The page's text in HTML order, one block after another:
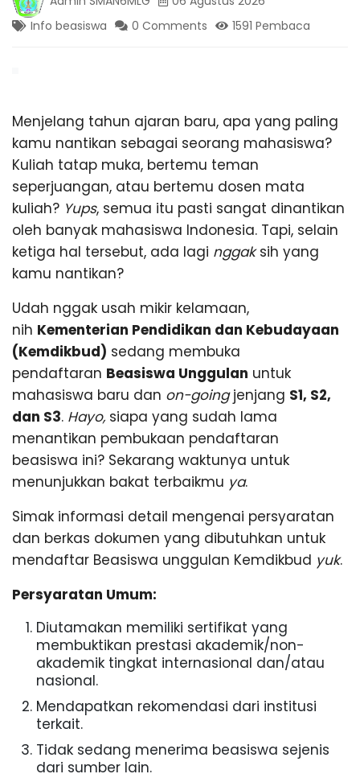
K
O
T
A
M
A
L
A
N
G
Info beasiswa
0 Comments 1591 Pembaca
Menjelang tahun ajaran baru, apa yang paling
kamu nantikan sebagai seorang mahasiswa?
Kuliah tatap muka, bertemu teman
seperjuangan, atau bertemu dosen mata
kuliah? Yups, semua itu pasti sangat dinantikan
oleh banyak mahasiswa Indonesia. Tapi, selain
ketiga hal tersebut, ada lagi nggaksih yang
kamu nantikan?
Udah nggak usah mikir kelamaan,
nih Kementerian Pendidikan dan Kebudayaan
(Kemdikbud) sedang membuka
pendaftaran Beasiswa Unggulan untuk
mahasiswa baru dan on-goingjenjang S1, S2,
dan S3. Hayo, siapa yang sudah lama
menantikan pembukaan pendaftaran
beasiswa ini? Sekarang waktunya untuk
menunjukkan bakat terbaikmu ya.
Simak informasi detail mengenai persyaratan
dan berkas dokumen yang dibutuhkan untuk
mendaftar Beasiswa unggulan Kemdikbud yuk.
Persyaratan Umum:
Diutamakan memiliki sertifikat yang
membuktikan prestasi akademik/non-
akademik tingkat internasional dan/atau
nasional.
Mendapatkan rekomendasi dari institusi
terkait.
Tidak sedang menerima beasiswa sejenis
dari sumber lain.